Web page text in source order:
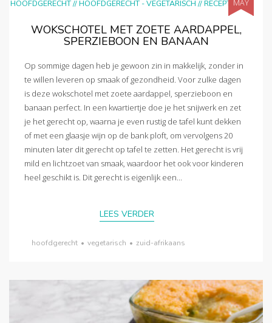
HOOFDGERECHT//HOOFDGERECHT - VEGETARISCH //RECEPTENMAY
WOKSCHOTEL MET ZOETE AARDAPPEL,
SPERZIEBOON EN BANAAN
Op sommige dagen heb je gewoon zin in makkelijk, zonder in
te willen leveren op smaak of gezondheid. Voor zulke dagen
is deze wokschotel met zoete aardappel, sperzieboon en
banaan perfect. In een kwartiertje doe je het snijwerk en zet
je het gerecht op, waarna je even rustig de tafel kunt dekken
of met een glaasje wijn op de bank ploft, om vervolgens 20
minuten later dit gerecht op tafel te zetten. Het gerecht is vrij
mild en lichtzoet van smaak, waardoor het ook voor kinderen
heel geschikt is. Dit gerecht is eigenlijk een...
LEES VERDER
hoofdgerecht • vegetarisch • zuid-afrikaans